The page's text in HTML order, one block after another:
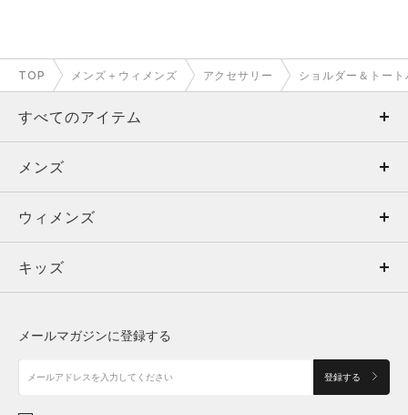
TOP メンズ＋ウィメンズ アクセサリー ショルダー＆トー
すべてのアイテム
メンズ
ウィメンズ
キッズ
アクセサリー
メンズ
トップス
ボトムス
アクセサリー
ウィメンズ
トップス
シューズ
キッズ
メールマガジンに登録する
登録する